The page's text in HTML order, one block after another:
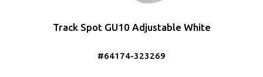
Track Spot GU10 Adjustable White
#64174-323269